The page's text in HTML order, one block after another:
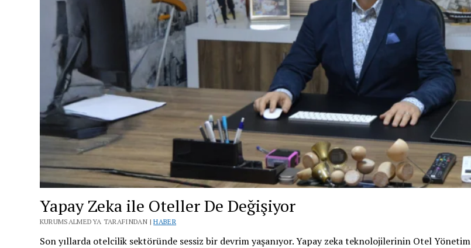
Yapay Zeka ile Oteller De Değişiyor
KURUMSALMEDYA TARAFINDAN |HABER
Son yıllarda otelcilik sektöründe sessiz bir devrim yaşanıyor. Yapay zeka teknolojilerinin Otel